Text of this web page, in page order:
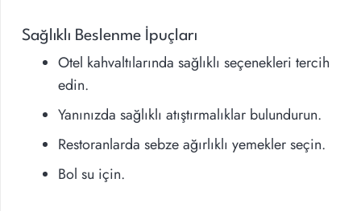
Sağlıklı Beslenme İpuçları
Otel kahvaltılarında sağlıklı seçenekleri tercih
edin.
Yanınızda sağlıklı atıştırmalıklar bulundurun.
Restoranlarda sebze ağırlıklı yemekler seçin.
Bol su için.